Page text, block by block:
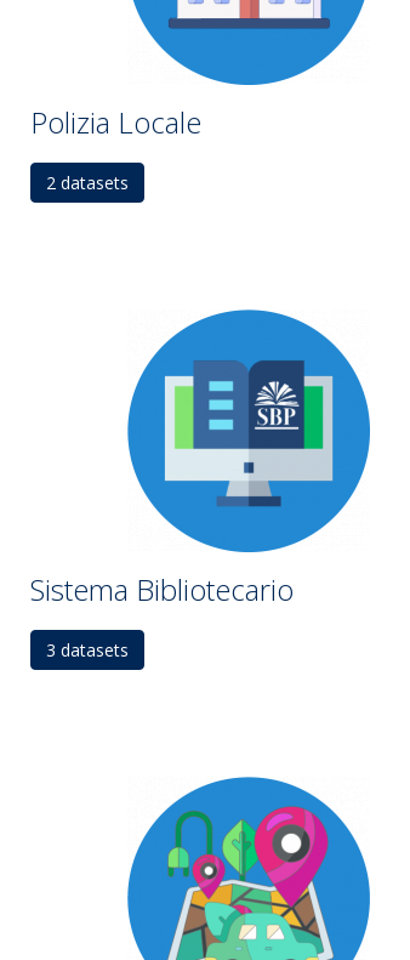
Polizia Locale
2 datasets
Sistema Bibliotecario
3 datasets